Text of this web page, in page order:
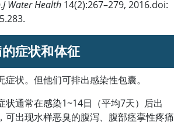
J Water Health 14(2):267–279, 2016.doi:
症状和体征
状。但他们可排出感染性包囊。
状通常在感染1~14日（平均7天）后出
可出现水样恶臭的腹泻、腹部痉挛性疼痛